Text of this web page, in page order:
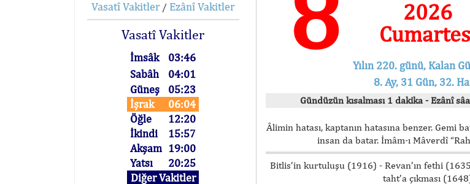
Vasatî Vakitler/ Ezânî Vakitler
Vasatî Vakitler
İmsâk
03:46
Sabâh
04:01
Güneş
05:23
İşrak
06:04
Öğle
12:20
İkindi
15:57
Akşam 19:00
Yatsı
20:25
Diğer Vakitler
2026
Yılın 220. günü, Kalan
8. Ay, 31 Gün, 32.
Gündüzün kısalması 1 dakika - Ezânî
Âlimin hatası, kaptanın hatasına benzer. Gemi
insan da batar. İmâm-ı Mâverdî
Bitlis’in kurtuluşu (1916) - Revan’ın fethi
taht’a çıkması